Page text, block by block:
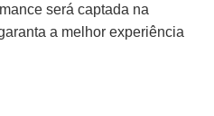
será captada na
a melhor experiência